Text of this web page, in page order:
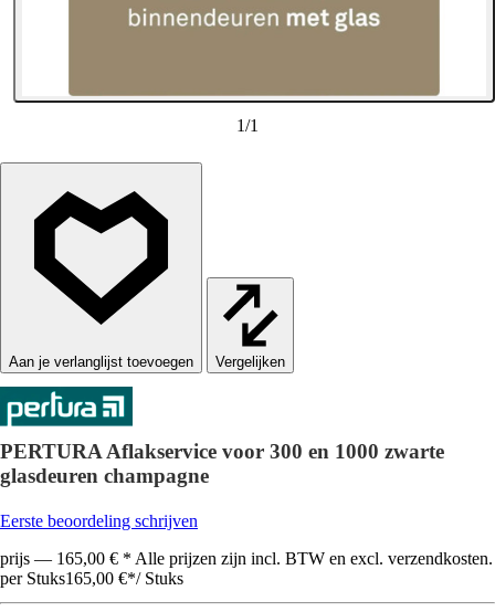
1/1
Vergelijken
PERTURA Aflakservice voor 300 en 1000 zwarte
glasdeuren champagne
Eerste beoordeling schrijven
prijs — 165,00 € * Alle prijzen zijn incl. BTW en excl. verzendkosten.
per Stuks165,00 €*/ Stuks